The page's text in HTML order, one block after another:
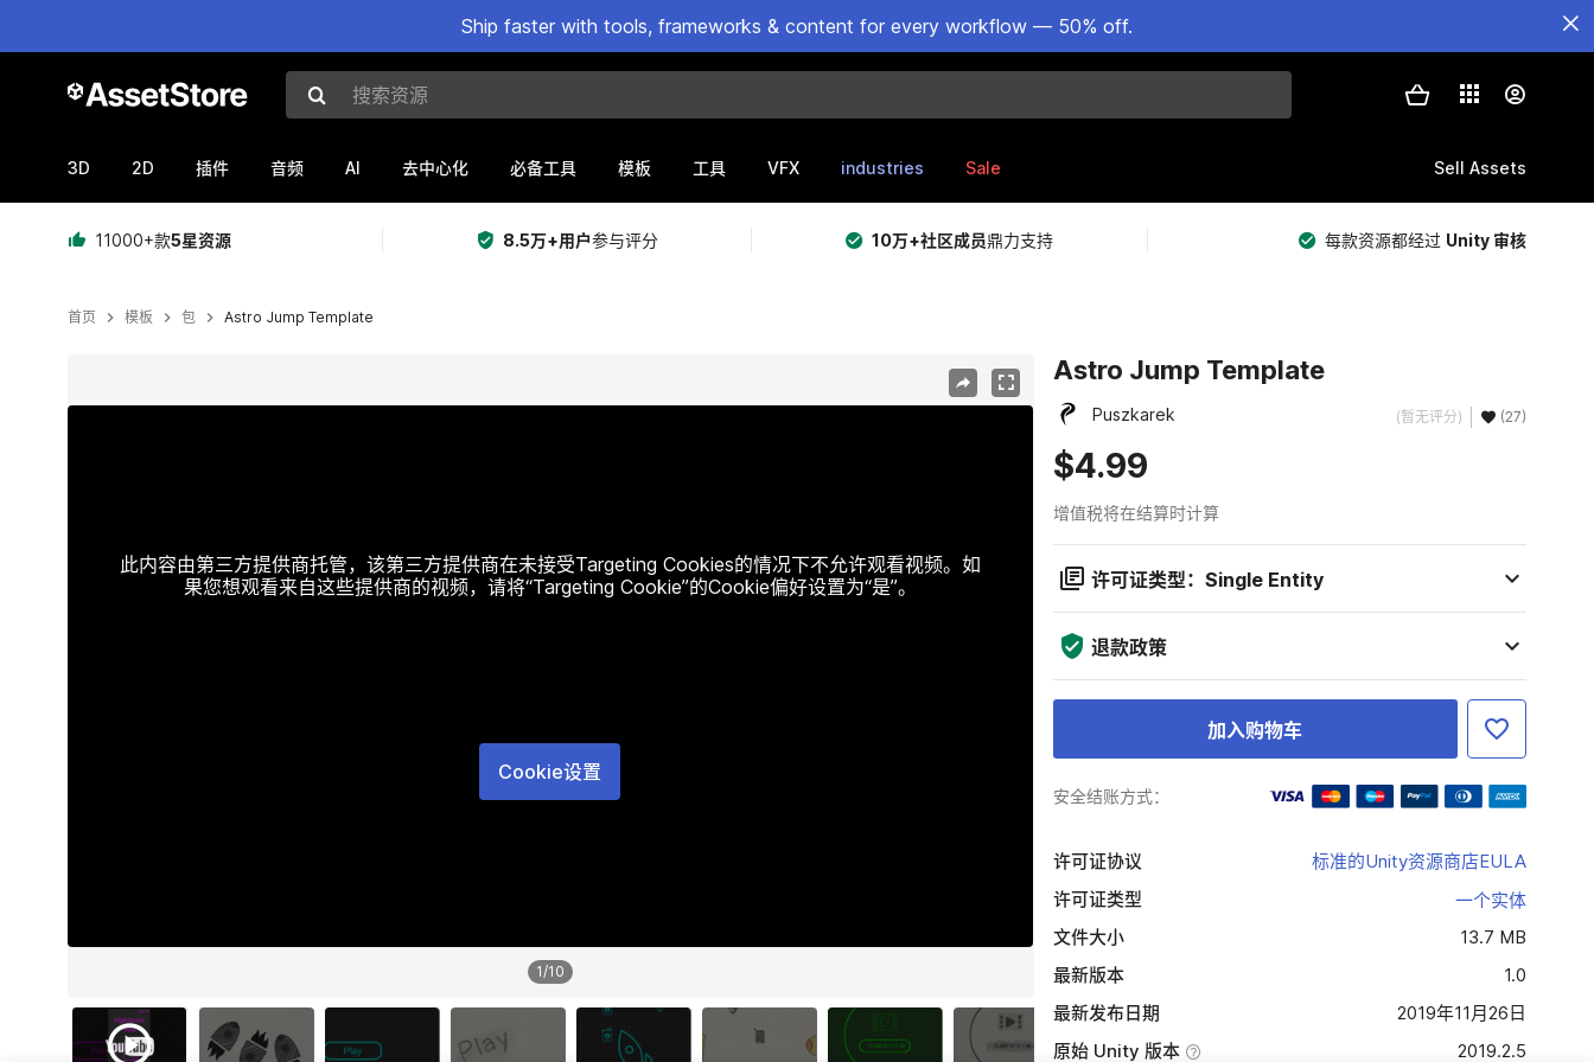
Ship faster with tools, frameworks & content for every workflow — 50% off.
搜索资源
3D 2D 插件 音频 AI 去中心化 必备工具 模板 工具 VFX industries Sale Sell Assets
11000+款5星资源 8.5万+用户参与评分 10万+社区成员鼎力支持 每款资源都经过 Unity 审核
首页 模板 包 Astro Jump Template
此内容由第三方提供商托管，该第三方提供商在未接受Targeting Cookies的情况下不允许观看视频。如
果您想观看来自这些提供商的视频，请将“Targeting Cookie”的Cookie偏好设置为“是”。
Cookie设置
1/10
Astro Jump Template
Puszkarek (暂无评分) (27)
$4.99
增值税将在结算时计算
许可证类型：Single Entity
退款政策
加入购物车
安全结账方式：
许可证协议
标准的Unity资源商店EULA
许可证类型
一个实体
文件大小
13.7 MB
最新版本
1.0
最新发布日期
2019年11月26日
原始 Unity 版本
2019.2.5